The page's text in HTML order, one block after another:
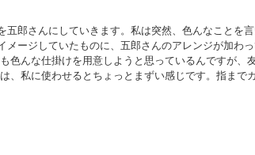
郎さんにしていきます。私は突然、色んなことを
ージしていたものに、五郎さんのアレンジが加わ
色んな仕掛けを用意しようと思っているんですが、
、私に使わせるとちょっとまずい感じです。指ま